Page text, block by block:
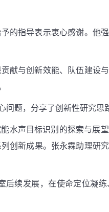
的指导表示衷心感谢。他
献与创新效能、队伍建设
题，分享了创新性研究思
水声目标识别的探索与展
创新成果。张永霖助理研
续发展，在使命定位凝